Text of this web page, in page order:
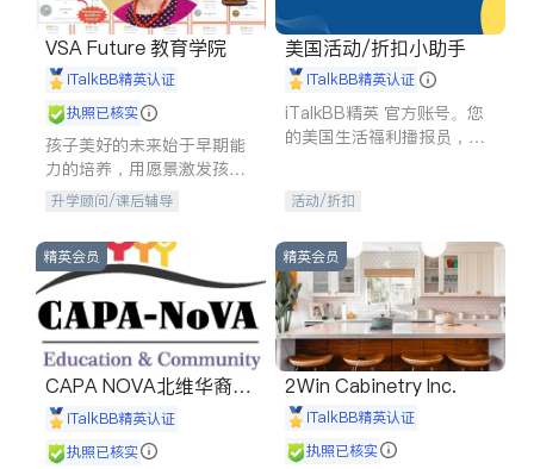
VSA Future 教育学院
iTalkBB精英认证
执照已核实
孩子美好的未来始于早期能
力的培养，用愿景激发孩子
的学习潜力和动力。理念：
石。
升学顾问/课后辅导
美国活动/折扣小助手
iTalkBB精英认证
iTalkBB精英 官方账号。您
的美国生活福利播报员，精
专属福利。
活动/折扣
精英会员
CAPA NOVA北维华裔家
长会iTalkBB精英认证
执照已核实
精英会员
2Win Cabinetry Inc.
iTalkBB精英认证
执照已核实